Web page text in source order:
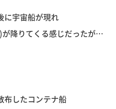
に宇宙船が現れ
降りてくる感じだったが…
布したコンテナ船